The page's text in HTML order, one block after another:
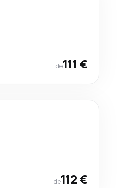
de111 €
de112 €